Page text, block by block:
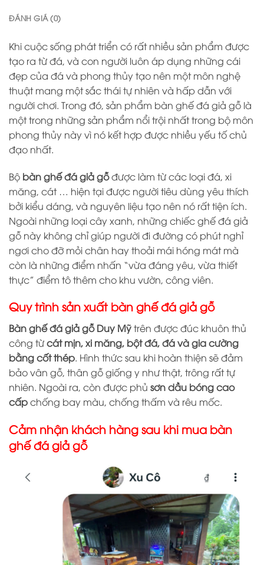
ĐÁNH GIÁ (0)
Khi cuộc sống phát triển có rất nhiều sản phẩm được
tạo ra từ đá, và con người luôn áp dụng những cái
đẹp của đá và phong thủy tạo nên một môn nghệ
thuật mang một sắc thái tự nhiên và hấp dẫn với
người chơi. Trong đó, sản phẩm bàn ghế đá giả gỗ là
một trong những sản phẩm nổi trội nhất trong bộ môn
phong thủy này vì nó kết hợp được nhiều yếu tố chủ
đạo nhất.
Bộ bàn ghế đá giả gỗđược làm từ các loại đá, xi
măng, cát … hiện tại được người tiêu dùng yêu thích
bởi kiểu dáng, và nguyên liệu tạo nên nó rất tiện ích.
Ngoài những loại cây xanh, những chiếc ghế đá giả
gỗ này không chỉ giúp người đi đường có phút nghỉ
ngơi cho đỡ mỏi chân hay thoải mái hóng mát mà
còn là những điểm nhấn “vừa đáng yêu, vừa thiết
thực” điểm tô thêm cho khu vườn, công viên.
Quy trình sản xuất bàn ghế đá giả gỗ
Bàn ghế đá giả gỗ Duy Mỹtrên được đúc khuôn thủ
công từcát mịn, xi măng, bột đá, đá và gia cường
bằng cốt thép. Hình thức sau khi hoàn thiện sẽ đảm
bảo vân gỗ, thân gỗ giống y như thật, trông rất tự
nhiên. Ngoài ra, còn được phủ sơn dầu bóng cao
cấpchống bay màu, chống thấm và rêu mốc.
Cảm nhận khách hàng sau khi mua bàn
ghế đá giả gỗ